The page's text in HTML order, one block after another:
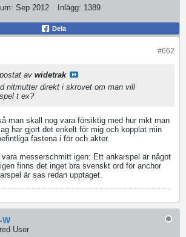
Sep 2012 Inlägg: 1389
Dela
#662
av widetrak
nitmutter direkt i skrovet om man vill
t ex?
man skall nog vara försiktig med hur mkt man
har gjort det enkelt för mig och kopplat min
fästena i för och akter.
messerschmitt igen: Ett ankarspel är något
finns det inget bra svenskt ord för anchor
är sas redan upptaget.
W
User